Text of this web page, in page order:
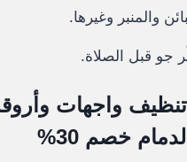
والمنبر وغيرها.
قبل الصلاة.
تنظيف واجهات
خصم 30%